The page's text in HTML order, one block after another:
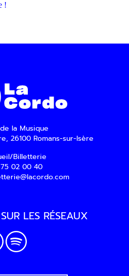
!
la Musique
26100 Romans-sur-Isère
Billetterie
02 00 40
LES RÉSEAUX
notre lettre
électronique. Vous
à tout moment via